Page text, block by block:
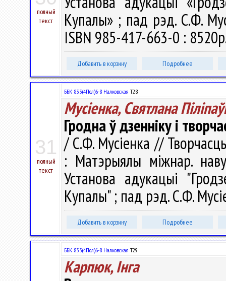
полный
текст
Купалы» ; пад рэд. С.Ф.
ISBN 985-417-663-0 :
Добавить в корзину Подробнее
31
полный
текст
ББК 83.3(4Пол)6-8 Налковская Т28
Мусіенка, Святлана
Гродна ў дзенніку і
/ С.Ф. Мусіенка //
: Матэрыялы міжнар.
Установа адукацыі
Купалы" ; пад рэд. С.Ф.
Добавить в корзину Подробнее
ББК 83.3(4Пол)6-8 Налковская Т29
Карпюк, Інга